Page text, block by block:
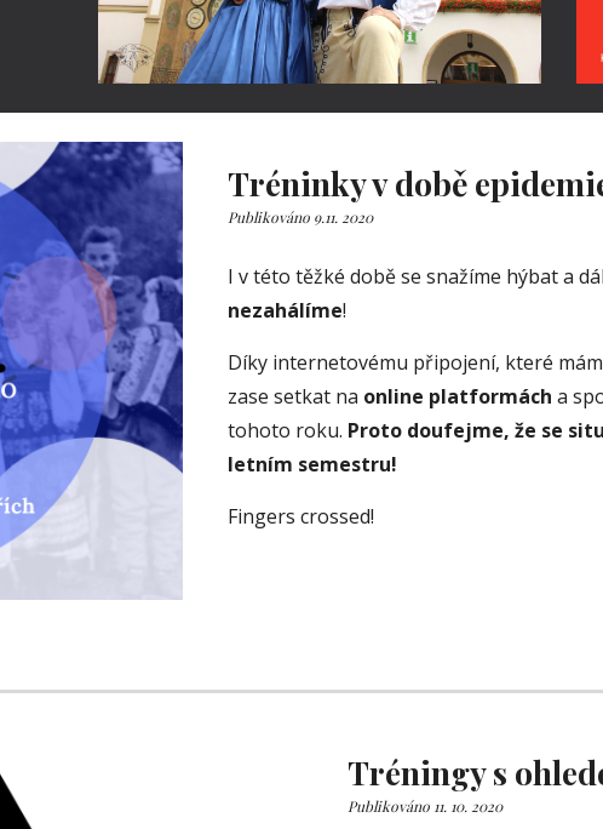
Tréninky v době
Publikováno 9.11. 2020
I v této těžké době se snažíme
nezahálíme!
Díky internetovému připojení, které
zase setkat na online platformách a
tohoto roku. Proto doufejme, že se
letním semestru!
Fingers crossed!
Tréningy s
Publikováno 11. 10. 2020